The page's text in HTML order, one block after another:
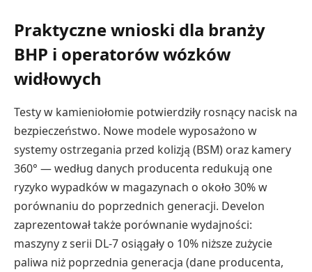
Praktyczne wnioski dla branży
BHP i operatorów wózków
widłowych
Testy w kamieniołomie potwierdziły rosnący nacisk na
bezpieczeństwo. Nowe modele wyposażono w
systemy ostrzegania przed kolizją (BSM) oraz kamery
360° — według danych producenta redukują one
ryzyko wypadków w magazynach o około 30% w
porównaniu do poprzednich generacji. Develon
zaprezentował także porównanie wydajności:
maszyny z serii DL-7 osiągały o 10% niższe zużycie
paliwa niż poprzednia generacja (dane producenta,